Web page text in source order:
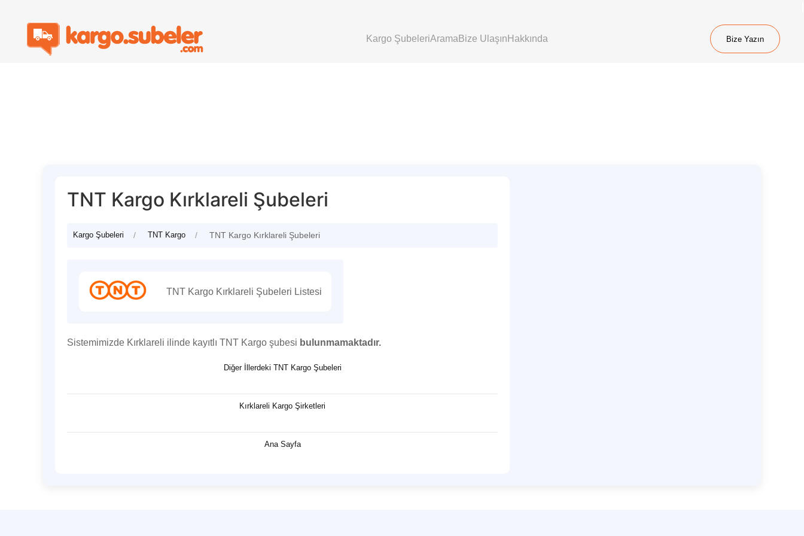
Kargo ŞubeleriArama Bize Ulaşın Hakkında Bize Yazın
TNT Kargo Kırklareli Şubeleri
Kargo Şubeleri TNT Kargo TNT Kargo Kırklareli Şubeleri
TNT Kargo Kırklareli Şubeleri Listesi
Sistemimizde Kırklareli ilinde kayıtlı TNT Kargo şubesi bulunmamaktadır.
Diğer İllerdeki TNT Kargo Şubeleri
Kırklareli Kargo Şirketleri
Ana Sayfa